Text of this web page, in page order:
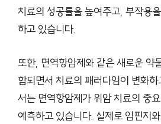
치료의 성공률을 높여주고, 부작용
하고 있습니다.
또한, 면역항암제와 같은 새로운 약
함되면서 치료의 패러다임이 변화
서는 면역항암제가 위암 치료의 중
예측하고 있습니다. 실제로 임핀지